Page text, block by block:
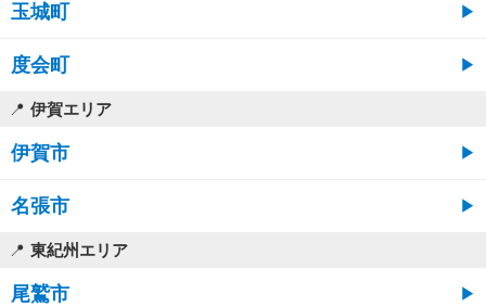
玉城町
度会町
伊賀エリア
伊賀市
名張市
東紀州エリア
尾鷲市